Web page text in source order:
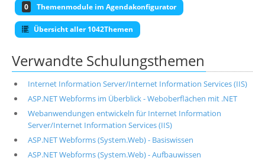
0 Themenmodule im Agendakonfigurator
Übersicht aller 1042Themen
Verwandte Schulungsthemen
Internet Information Server/Internet Information Services (IIS)
ASP.NET Webforms im Überblick - Weboberflächen mit .NET
Webanwendungen entwickeln für Internet Information
Server/Internet Information Services (IIS)
ASP.NET Webforms (System.Web) - Basiswissen
ASP.NET Webforms (System.Web) - Aufbauwissen